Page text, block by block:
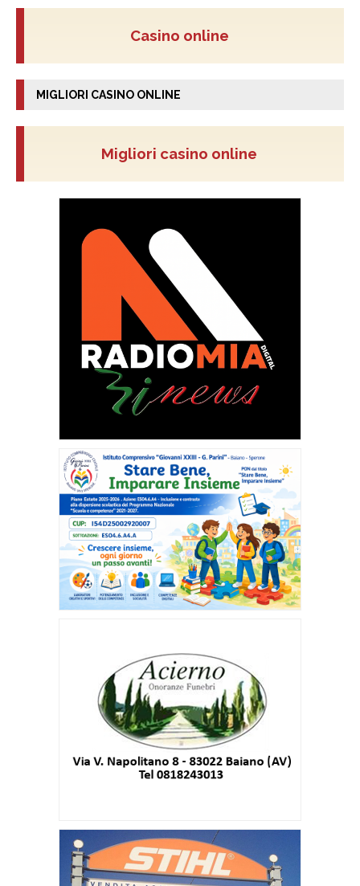
Casino online
MIGLIORI CASINO ONLINE
Migliori casino online